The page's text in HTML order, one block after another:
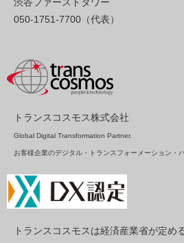
050-1751-7700（代表）
トランスコスモス株式会社
Global Digital Transformation Partner.
お客様企業のデジタル・トランスフォーメーション・
トランスコスモスは経済産業省が定め